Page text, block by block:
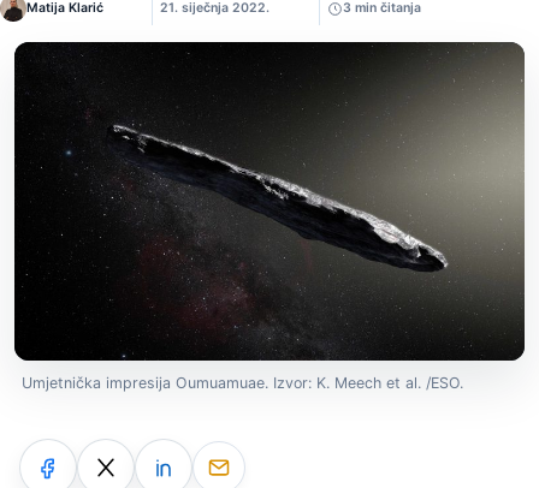
Matija Klarić 21. siječnja 2022. 3 min čitanja
Umjetnička impresija Oumuamuae. Izvor: K. Meech et al. /ESO.